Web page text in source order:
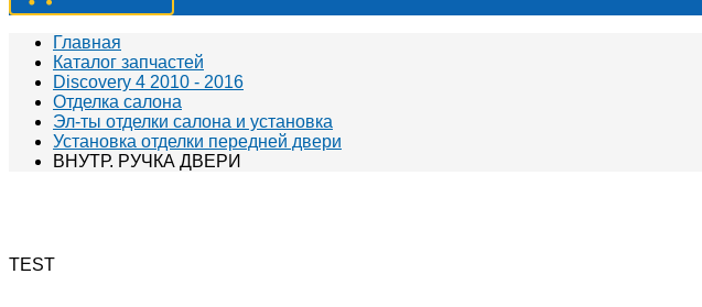
Главная
Каталог запчастей
Discovery 4 2010 - 2016
Отделка салона
Эл-ты отделки салона и установка
Установка отделки передней двери
ВНУТР. РУЧКА ДВЕРИ
TEST